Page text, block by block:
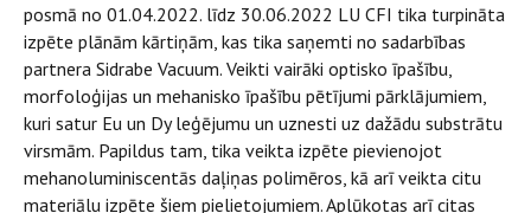
posmā no 01.04.2022. līdz 30.06.2022 LU CFI tika turpināta
izpēte plānām kārtiņām, kas tika saņemti no sadarbības
partnera Sidrabe Vacuum. Veikti vairāki optisko īpašību,
morfoloģijas un mehanisko īpašību pētījumi pārklājumiem,
kuri satur Eu un Dy leģējumu un uznesti uz dažādu substrātu
virsmām. Papildus tam, tika veikta izpēte pievienojot
mehanoluminiscentās daļiņas polimēros, kā arī veikta citu
materiālu izpēte šiem pielietojumiem. Aplūkotas arī citas